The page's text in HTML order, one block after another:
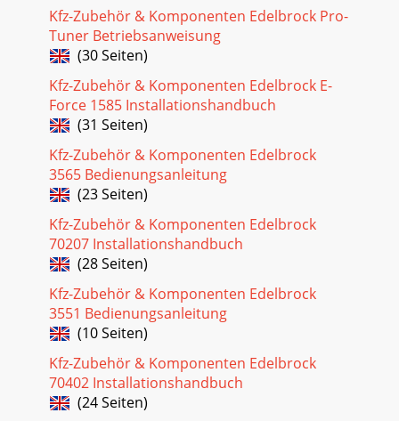
#71002Brochure No. 63-0125Page 9 of 232.2 Bottle
OrientationAccurate calibration of your nitrous system d
Kfz-Zubehör & Komponenten Edelbrock Pro-
Tuner Betriebsanweisung
(30 Seiten)
Kfz-Zubehör & Komponenten Edelbrock E-
Force 1585 Installationshandbuch
(31 Seiten)
Kfz-Zubehör & Komponenten Edelbrock
3565 Bedienungsanleitung
(23 Seiten)
Kfz-Zubehör & Komponenten Edelbrock
70207 Installationshandbuch
(28 Seiten)
Kfz-Zubehör & Komponenten Edelbrock
3551 Bedienungsanleitung
(10 Seiten)
Kfz-Zubehör & Komponenten Edelbrock
70402 Installationshandbuch
(24 Seiten)